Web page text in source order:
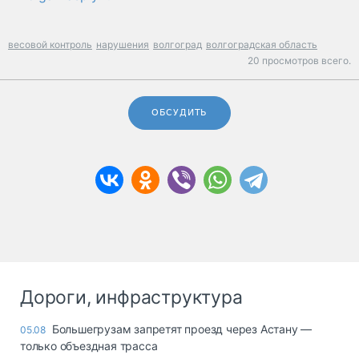
весовой контроль нарушения волгоград волгоградская область
20 просмотров всего.
ОБСУДИТЬ
Дороги, инфраструктура
05.08 Большегрузам запретят проезд через Астану —
только объездная трасса